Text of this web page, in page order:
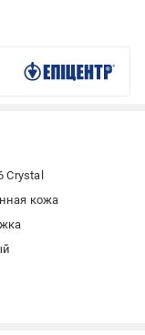
Crystal
кожа